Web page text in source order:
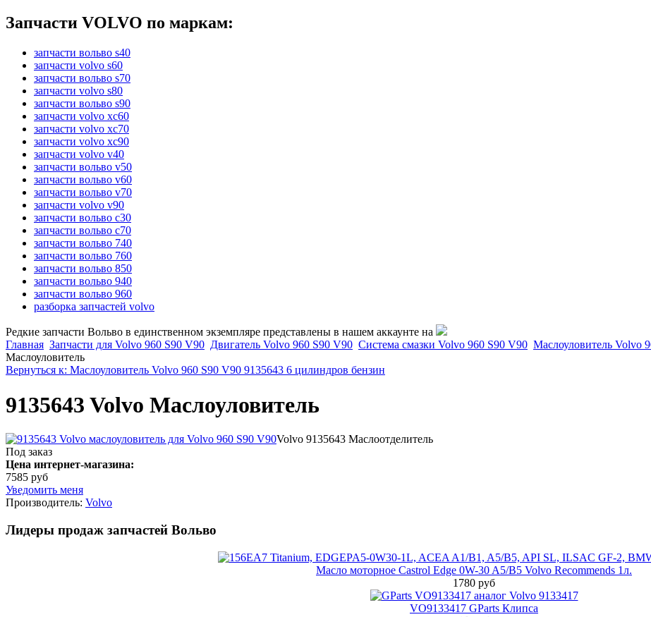
Запчасти VOLVO по маркам:
запчасти вольво s40
запчасти volvo s60
запчасти вольво s70
запчасти volvo s80
запчасти вольво s90
запчасти volvo xc60
запчасти volvo xc70
запчасти volvo xc90
запчасти volvo v40
запчасти вольво v50
запчасти вольво v60
запчасти вольво v70
запчасти volvo v90
запчасти вольво c30
запчасти вольво c70
запчасти вольво 740
запчасти вольво 760
запчасти вольво 850
запчасти вольво 940
запчасти вольво 960
разборка запчастей volvo
Редкие запчасти Вольво в единственном экземпляре представлены в нашем аккаунте на
Главная Запчасти для Volvo 960 S90 V90 Двигатель Volvo 960 S90 V90 Система смазки Volvo 960 S90 V90 Маслоуловитель Volvo
Маслоуловитель
Вернуться к: Маслоуловитель Volvo 960 S90 V90 9135643 6 цилиндров бензин
9135643 Volvo Маслоуловитель
Volvo 9135643 Маслоотделитель
Под заказ
Цена интернет-магазина:
7585 руб
Уведомить меня
Производитель: Volvo
Лидеры продаж запчастей Вольво
Масло моторное Castrol Edge 0W-30 A5/B5 Volvo Recommends 1л.
1780 руб
VO9133417 GParts Клипса